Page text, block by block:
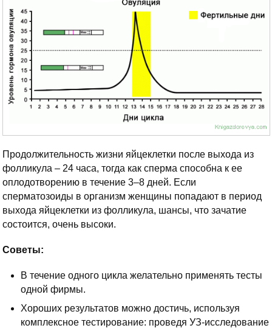
Продолжительность жизни яйцеклетки после выхода из
фолликула – 24 часа, тогда как сперма способна к ее
оплодотворению в течение 3–8 дней. Если
сперматозоиды в организм женщины попадают в период
выхода яйцеклетки из фолликула, шансы, что зачатие
состоится, очень высоки.
Советы:
В течение одного цикла желательно применять тесты
одной фирмы.
Хороших результатов можно достичь, используя
комплексное тестирование: проведя УЗ-исследование